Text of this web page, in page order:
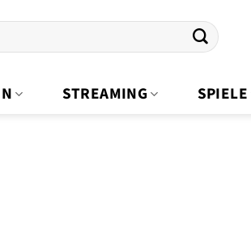
STREAMING SPIELE